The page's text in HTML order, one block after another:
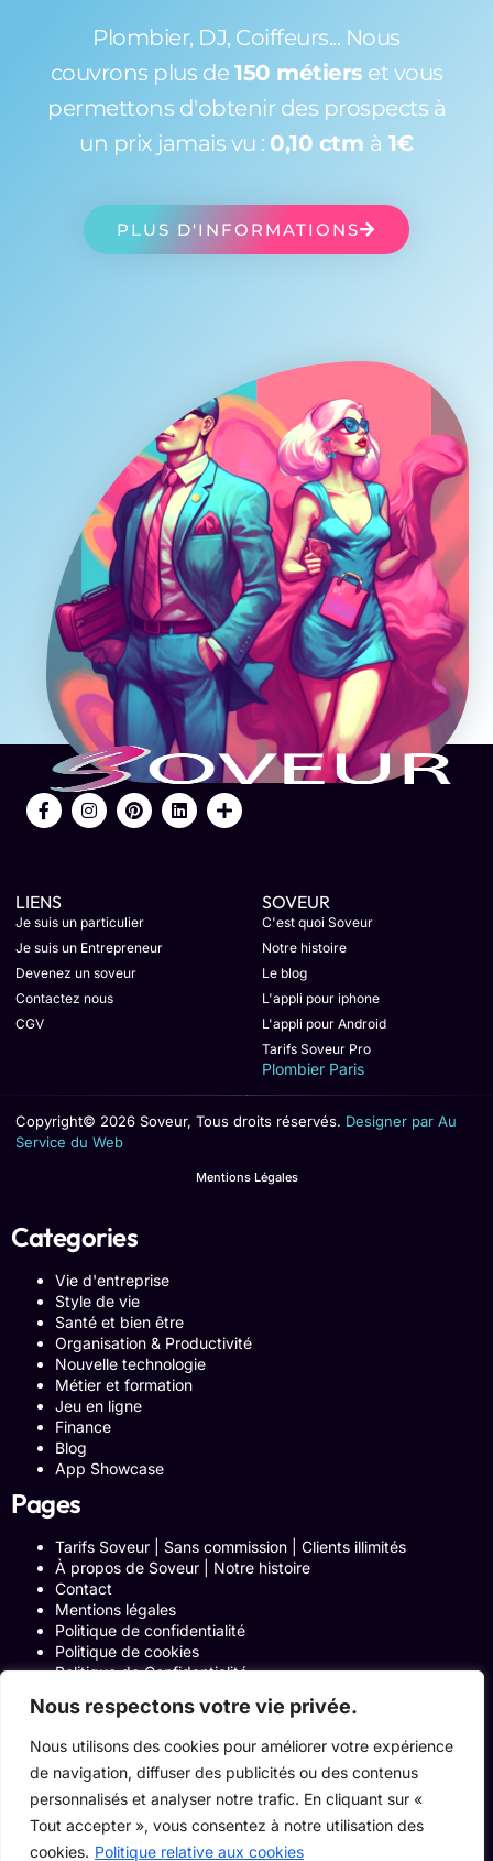
Nous respectons votre vie privée.
Nous utilisons des cookies pour améliorer votre expérience
de navigation, diffuser des publicités ou des contenus
personnalisés et analyser notre trafic. En cliquant sur «
Tout accepter », vous consentez à notre utilisation des
cookies. Politique relative aux cookies
Plombier, DJ, Coiffeurs... Nous
couvrons plus de 150 métiers et vous
permettons d'obtenir des prospects à
un prix jamais vu : 0,10 ctm à 1€
PLUS D'INFORMATIONS
LIENS
Je suis un particulier
Je suis un Entrepreneur
Devenez un soveur
Contactez nous
CGV
SOVEUR
C'est quoi Soveur
Notre histoire
Le blog
L'appli pour iphone
L'appli pour Android
Tarifs Soveur Pro
Plombier Paris
Copyright© 2026 Soveur, Tous droits réservés. Designer par Au
Service du Web
Mentions Légales
Categories
Vie d'entreprise
Style de vie
Santé et bien être
Organisation & Productivité
Nouvelle technologie
Métier et formation
Jeu en ligne
Finance
Blog
App Showcase
Pages
Tarifs Soveur | Sans commission | Clients illimités
À propos de Soveur | Notre histoire
Contact
Mentions légales
Politique de confidentialité
Politique de cookies
Politique de Confidentialité
Blog
Programme Affiliation
Conditions générales d’utilisation
ACCUEIL
Onglets Zone Affilié
Le Blog